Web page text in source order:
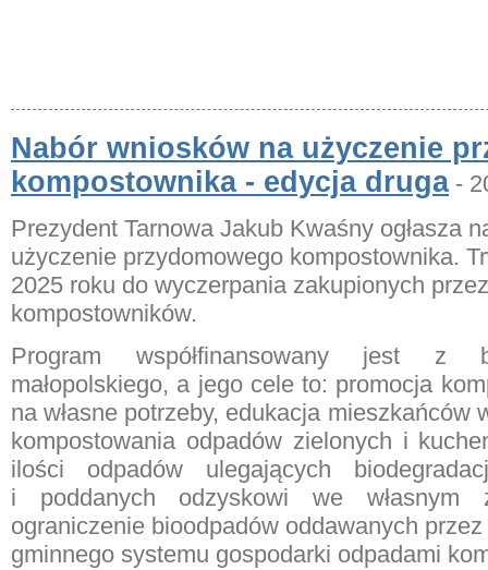
Nabór wniosków na użyczenie
kompostownika - edycja druga-
Prezydent Tarnowa Jakub Kwaśny ogłasza
użyczenie przydomowego kompostownika.
2025 roku do wyczerpania zakupionych
kompostowników.
Program współfinansowany jest z
małopolskiego, a jego cele to: promocja
na własne potrzeby, edukacja mieszkańców
kompostowania odpadów zielonych i
ilości odpadów ulegających
i poddanych odzyskowi we własnym
ograniczenie bioodpadów oddawanych
gminnego systemu gospodarki odpadami